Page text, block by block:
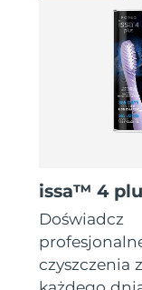
issa™ 4
Doświadcz
czyszczenia